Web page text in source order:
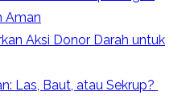
Aman
Aksi Donor Darah untuk
Las, Baut, atau Sekrup?